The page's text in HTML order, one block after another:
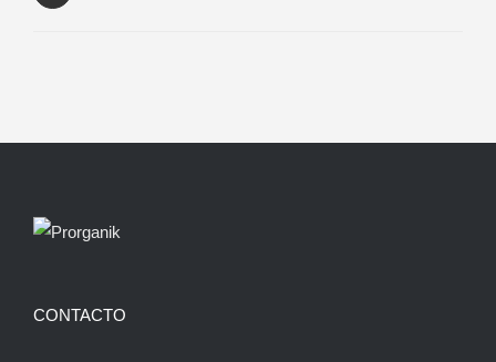
CONTACTO